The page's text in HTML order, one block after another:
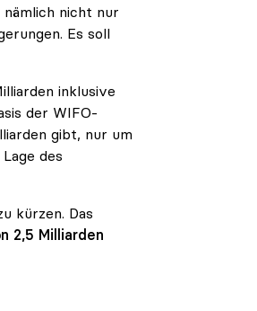
nicht nur
Es soll
inklusive
der WIFO-
gibt, nur um
des
kürzen. Das
2,5 Milliarden